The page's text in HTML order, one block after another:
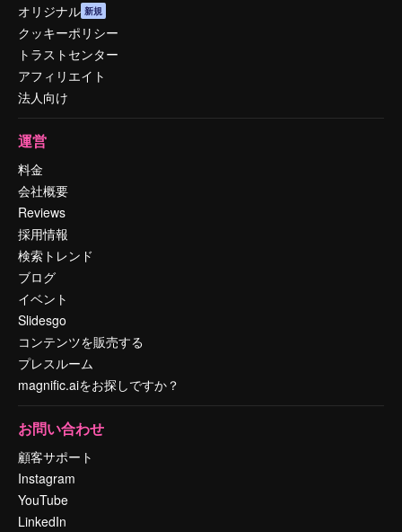
オリジナル 新規
クッキーポリシー
トラストセンター
アフィリエイト
法人向け
運営
料金
会社概要
Reviews
採用情報
検索トレンド
ブログ
イベント
Slidesgo
コンテンツを販売する
プレスルーム
magnific.aiをお探しですか？
お問い合わせ
顧客サポート
Instagram
YouTube
LinkedIn